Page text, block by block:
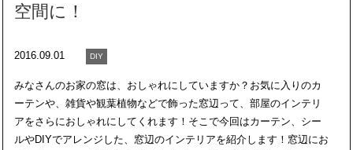
空間に！
2016.09.01 DIY
みなさんのお家の窓は、おしゃれにしていますか？お気に入りのカ
ーテンや、雑貨や観葉植物などで飾った窓辺って、部屋のインテリ
アをさらにおしゃれにしてくれます！そこで今回はカーテン、シー
ルやDIYでアレンジした、窓辺のインテリアを紹介します！窓辺にお